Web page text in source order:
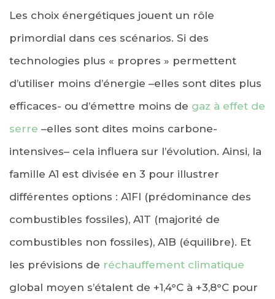
Les choix énergétiques jouent un rôle
primordial dans ces scénarios. Si des
technologies plus « propres » permettent
d’utiliser moins d’énergie –elles sont dites plus
efficaces- ou d’émettre moins de gaz à effet de
serre –elles sont dites moins carbone-
intensives– cela influera sur l’évolution. Ainsi, la
famille A1 est divisée en 3 pour illustrer
différentes options : A1FI (prédominance des
combustibles fossiles), A1T (majorité de
combustibles non fossiles), A1B (équilibre). Et
les prévisions de réchauffement climatique
global moyen s’étalent de +1,4°C à +3,8°C pour